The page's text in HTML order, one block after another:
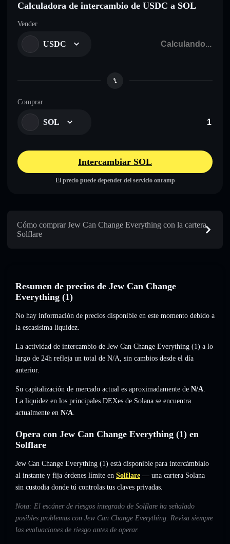
Calculadora de intercambio de USDC a SOL
Vender
USDC
Comprar
SOL
Intercambiar SOL
El precio puede depender del servicio onramp
Cómo comprar Jew Can Change Everything con la cartera
Solflare
Resumen de precios de Jew Can Change
Everything (1)
No hay información de precios disponible en este momento debido a
la escasísima liquidez.
La actividad de intercambio de Jew Can Change Everything (1) a lo
largo de 24h refleja un total de N/A, sin cambios desde el día
anterior.
Su capitalización de mercado actual es aproximadamente de N/A.
La liquidez en los principales DEXes de Solana se encuentra
actualmente en N/A.
Opera con Jew Can Change Everything (1) en
Solflare
Jew Can Change Everything (1) está disponible para intercámbialo
al instante y fija órdenes límite en Solflare — una cartera Solana
sin custodia donde tú controlas tus claves privadas.
Nota: El escáner de riesgos integrado de Solflare ha señalado
posibles problemas con Jew Can Change Everything. Revisa siempre
las evaluaciones de riesgo antes de operar.